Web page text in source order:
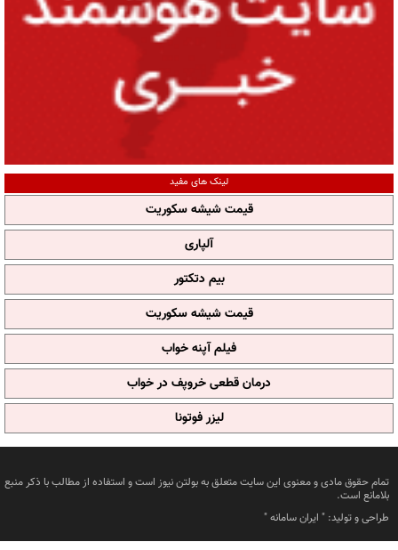
لینک های مفید
قیمت شیشه سکوریت
آلپاری
بیم دتکتور
قیمت شیشه سکوریت
فیلم آپنه خواب
درمان قطعی خروپف در خواب
لیزر فوتونا
تمام حقوق مادی و معنوی این سایت متعلق به بولتن نیوز است و استفاده از مطالب با ذکر منبع
بلامانع است.
طراحی و تولید: " ایران سامانه"